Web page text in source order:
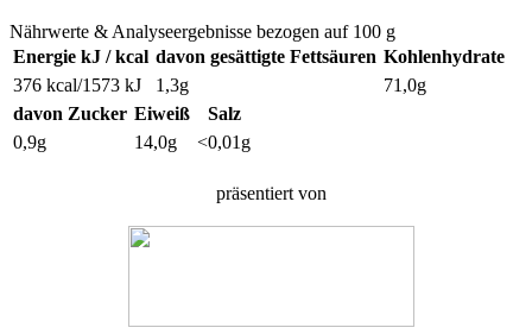
Nährwerte & Analyseergebnisse bezogen auf 100 g
Energie kJ / kcal
376 kcal/1573 kJ
davon gesättigte Fettsäuren
1,3g
Kohlenhydrate
71,0g
davon Zucker
0,9g
Eiweiß
14,0g
Salz
<0,01g
präsentiert von